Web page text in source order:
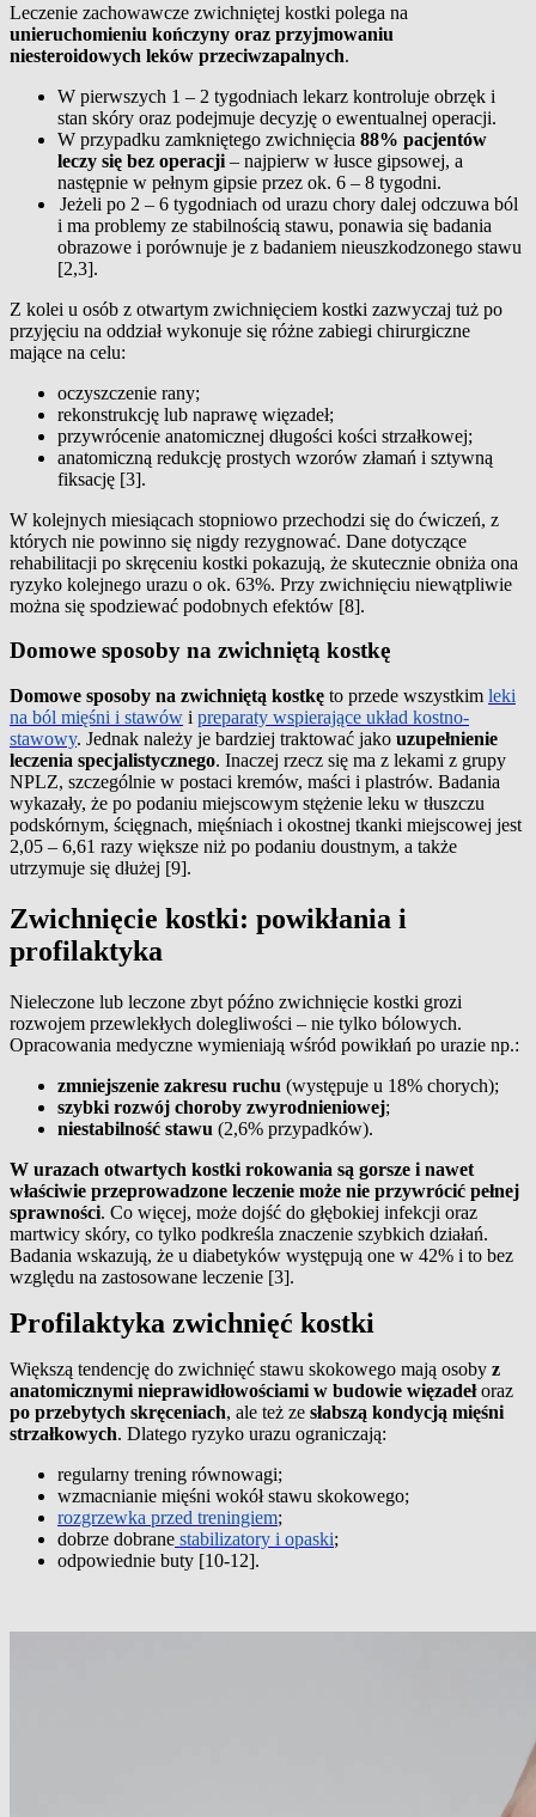
Leczenie zachowawcze zwichniętej kostki polega na
unieruchomieniu kończyny oraz przyjmowaniu
niesteroidowych leków przeciwzapalnych.
W pierwszych 1 – 2 tygodniach lekarz kontroluje obrzęk i
stan skóry oraz podejmuje decyzję o ewentualnej operacji.
W przypadku zamkniętego zwichnięcia 88% pacjentów
leczy się bez operacji – najpierw w łusce gipsowej, a
następnie w pełnym gipsie przez ok. 6 – 8 tygodni.
Jeżeli po 2 – 6 tygodniach od urazu chory dalej odczuwa ból
i ma problemy ze stabilnością stawu, ponawia się badania
obrazowe i porównuje je z badaniem nieuszkodzonego stawu
[2,3].
Z kolei u osób z otwartym zwichnięciem kostki zazwyczaj tuż po
przyjęciu na oddział wykonuje się różne zabiegi chirurgiczne
mające na celu:
oczyszczenie rany;
rekonstrukcję lub naprawę więzadeł;
przywrócenie anatomicznej długości kości strzałkowej;
anatomiczną redukcję prostych wzorów złamań i sztywną
fiksację [3].
W kolejnych miesiącach stopniowo przechodzi się do ćwiczeń, z
których nie powinno się nigdy rezygnować. Dane dotyczące
rehabilitacji po skręceniu kostki pokazują, że skutecznie obniża ona
ryzyko kolejnego urazu o ok. 63%. Przy zwichnięciu niewątpliwie
można się spodziewać podobnych efektów [8].
Domowe sposoby na zwichniętą kostkę
Domowe sposoby na zwichniętą kostkę to przede wszystkim leki
na ból mięśni i stawów i preparaty wspierające układ kostno-
stawowy. Jednak należy je bardziej traktować jako uzupełnienie
leczenia specjalistycznego. Inaczej rzecz się ma z lekami z grupy
NPLZ, szczególnie w postaci kremów, maści i plastrów. Badania
wykazały, że po podaniu miejscowym stężenie leku w tłuszczu
podskórnym, ścięgnach, mięśniach i okostnej tkanki miejscowej jest
2,05 – 6,61 razy większe niż po podaniu doustnym, a także
utrzymuje się dłużej [9].
Zwichnięcie kostki: powikłania i
profilaktyka
Nieleczone lub leczone zbyt późno zwichnięcie kostki grozi
rozwojem przewlekłych dolegliwości – nie tylko bólowych.
Opracowania medyczne wymieniają wśród powikłań po urazie np.:
zmniejszenie zakresu ruchu (występuje u 18% chorych);
szybki rozwój choroby zwyrodnieniowej;
niestabilność stawu (2,6% przypadków).
W urazach otwartych kostki rokowania są gorsze i nawet
właściwie przeprowadzone leczenie może nie przywrócić pełnej
sprawności. Co więcej, może dojść do głębokiej infekcji oraz
martwicy skóry, co tylko podkreśla znaczenie szybkich działań.
Badania wskazują, że u diabetyków występują one w 42% i to bez
względu na zastosowane leczenie [3].
Profilaktyka zwichnięć kostki
Większą tendencję do zwichnięć stawu skokowego mają osoby z
anatomicznymi nieprawidłowościami w budowie więzadełoraz
po przebytych skręceniach, ale też ze słabszą kondycją mięśni
strzałkowych. Dlatego ryzyko urazu ograniczają:
regularny trening równowagi;
wzmacnianie mięśni wokół stawu skokowego;
rozgrzewka przed treningiem;
dobrze dobrane stabilizatory i opaski;
odpowiednie buty [10-12].